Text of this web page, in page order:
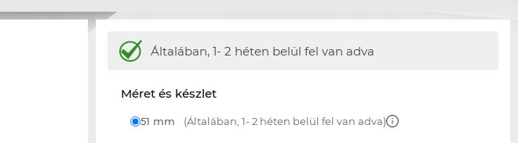
Általában, 1- 2 héten belül fel van adva
Méret és készlet
51 mm (Általában, 1- 2 héten belül fel van adva)